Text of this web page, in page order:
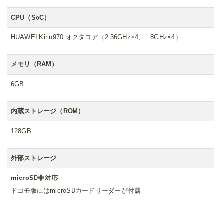
CPU（SoC）
HUAWEI Kirin970 オクタコア（2.36GHz×4、1.8GHz×4）
メモリ（RAM）
6GB
内蔵ストレージ（ROM）
128GB
外部ストレージ
microSD非対応
ドコモ版にはmicroSDカードリーダーが付属